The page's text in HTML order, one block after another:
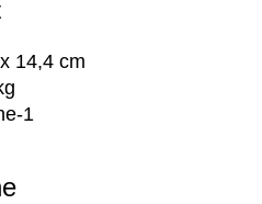
14,4 cm
1